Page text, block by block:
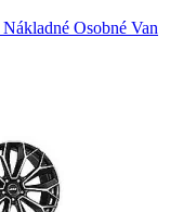
Nákladné Osobné Van